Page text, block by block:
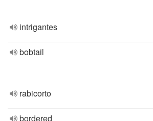
intrigantes
bobtail
rabicorto
bordered